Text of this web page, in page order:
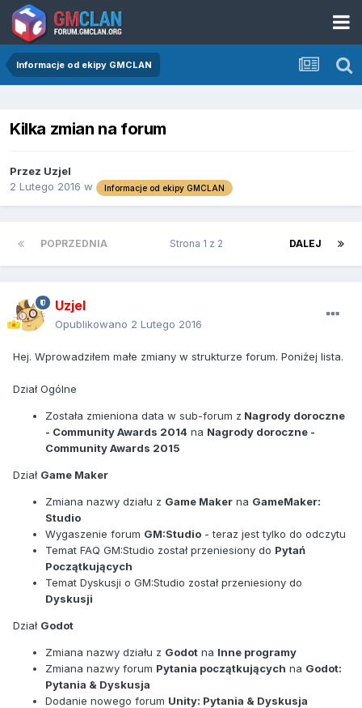
Informacje od ekipy GMCLAN
Kilka zmian na forum
Przez Uzjel
2 Lutego 2016 w Informacje od ekipy GMCLAN
POPRZEDNIA DALEJ
Strona 1 z 2
Uzjel
Opublikowano 2 Lutego 2016
Hej. Wprowadziłem małe zmiany w strukturze forum. Poniżej lista.
Dział Ogólne
Została zmieniona data w sub-forum z Nagrody doroczne
- Community Awards 2014 na Nagrody doroczne -
Community Awards 2015
Dział Game Maker
Zmiana nazwy działu z Game Maker na GameMaker:
Studio
Wygaszenie forum GM:Studio - teraz jest tylko do odczytu
Temat FAQ GM:Studio został przeniesiony do Pytań
Początkujących
Temat Dyskusji o GM:Studio został przeniesiony do
Dyskusji
Dział Godot
Zmiana nazwy działu z Godot na Inne programy
Zmiana nazwy forum Pytania początkujących na Godot:
Pytania & Dyskusja
Dodanie nowego forum Unity: Pytania & Dyskusja